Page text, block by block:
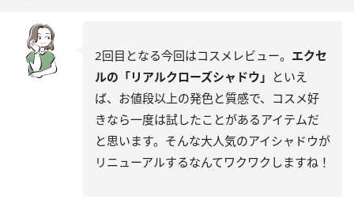
2回目となる今回はコスメレビュー。 エクセ
ルの「リアルクローズシャドウ」 といえ
ば、お値段以上の発色と質感で、コスメ好
きなら一度は試したことがあるアイテムだ
と思います。そんな大人気のアイシャドウが
リニューアルするなんてワクワクしますね！